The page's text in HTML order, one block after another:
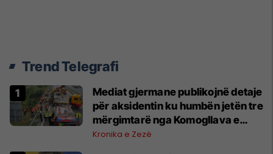
Trend Telegrafi
Mediat gjermane publikojnë detaje
për aksidentin ku humbën jetën tre
mërgimtarë nga Komogllava e
Ferizajt
Kronika e Zezë